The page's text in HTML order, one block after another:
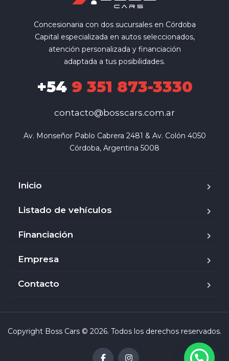
Concesionaria con dos sucursales en Córdoba
Capital especializada en autos seleccionados,
atención personalizada y financiación
adaptada a tus posibilidades.
+549 351 873-3330
contacto@bosscars.com.ar
Av. Monseñor Pablo Cabrera 2481 & Av. Colón 4050
Córdoba, Argentina 5008
Inicio
Listado de vehículos
Financiación
Empresa
Contacto
Copyright Boss Cars © 2026. Todos los derechos reservados.